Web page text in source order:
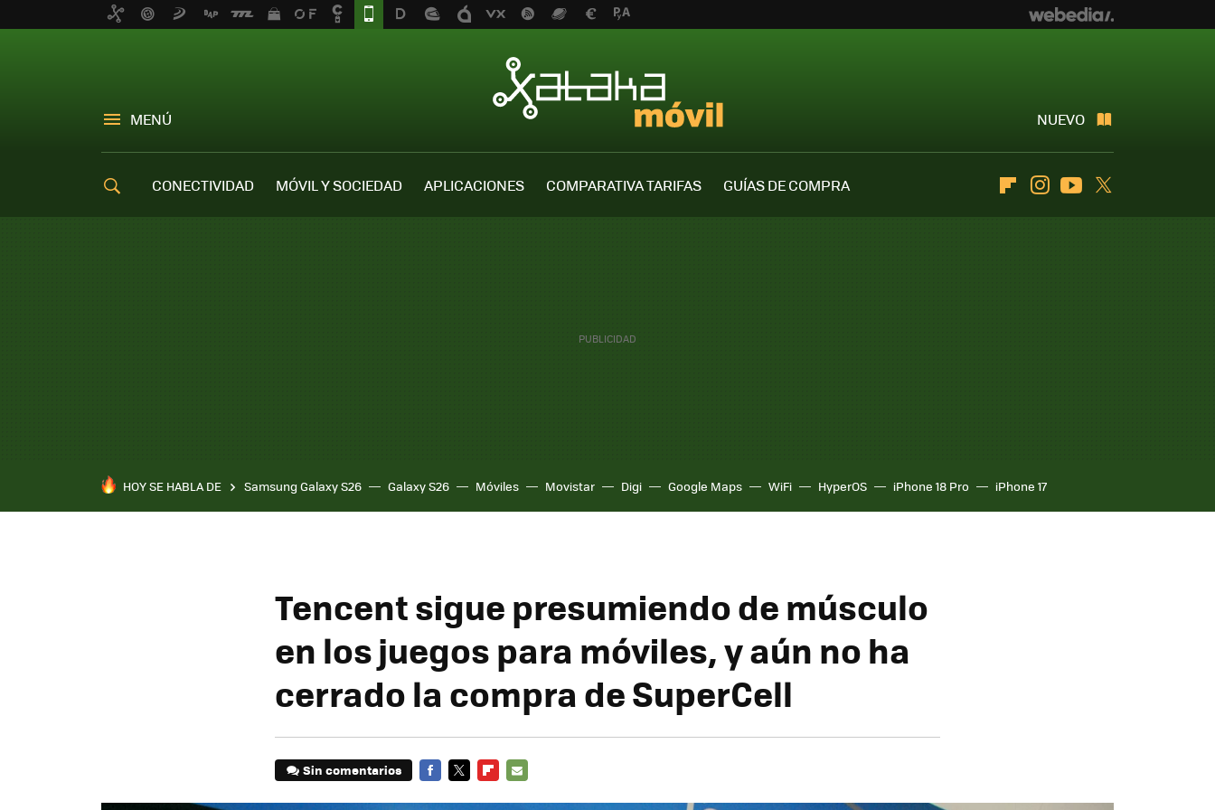
MENÚ NUEVO
CONECTIVIDAD MÓVIL Y SOCIEDAD APLICACIONES COMPARATIVA TARIFAS
GUÍAS DE COMPRA
FlipboardInstagramYoutube
HOY SE HABLA DE Samsung Galaxy S26 Galaxy S26 Móviles Movistar Digi Google Maps WiFi HyperOS iPhone 18 Pro iPhone 17
Tencent sigue presumiendo de músculo
en los juegos para móviles, y aún no ha
cerrado la compra de SuperCell
Sin comentarios